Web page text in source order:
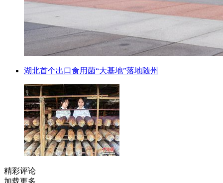
湖北首个出口食用菌“大基地”落地随州
精彩评论